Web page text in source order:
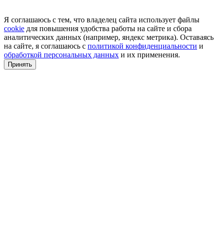
Я соглашаюсь с тем, что владелец сайта использует файлы
cookie для повышения удобства работы на сайте и сбора
аналитических данных (например, яндекс метрика). Оставаясь
на сайте, я соглашаюсь с политикой конфиденциальности и
обработкой персональных данных и их применения.
Принять